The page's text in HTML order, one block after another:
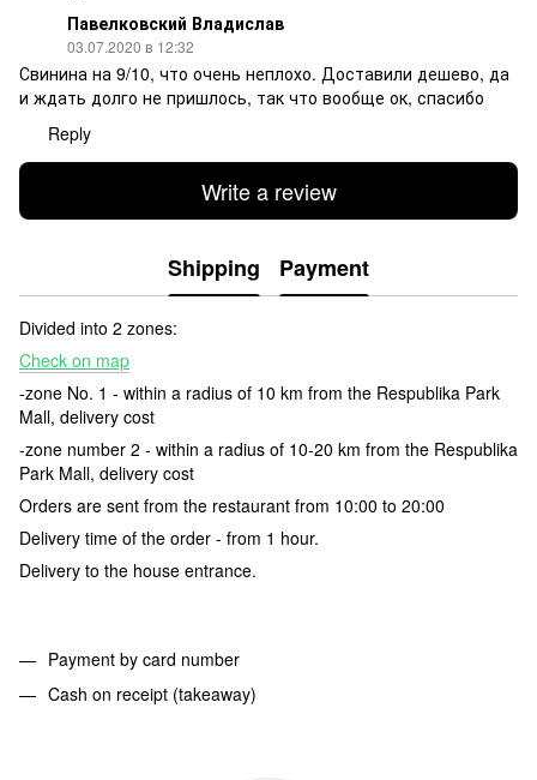
Павелковский Владислав
03.07.2020 в 12:32
Свинина на 9/10, что очень неплохо. Доставили дешево, да
и ждать долго не пришлось, так что вообще ок, спасибо
Reply
Write a review
Shipping Payment
Divided into 2 zones:
Check on map
-zone No. 1 - within a radius of 10 km from the Respublika Park
Mall, delivery cost
-zone number 2 - within a radius of 10-20 km from the Respublika
Park Mall, delivery cost
Orders are sent from the restaurant from 10:00 to 20:00
Delivery time of the order - from 1 hour.
Delivery to the house entrance.
Payment by card number
Cash on receipt (takeaway)